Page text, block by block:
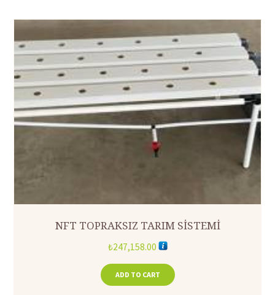
NFT TOPRAKSIZ TARIM SİSTEMİ
₺247,158.00
ADD TO CART